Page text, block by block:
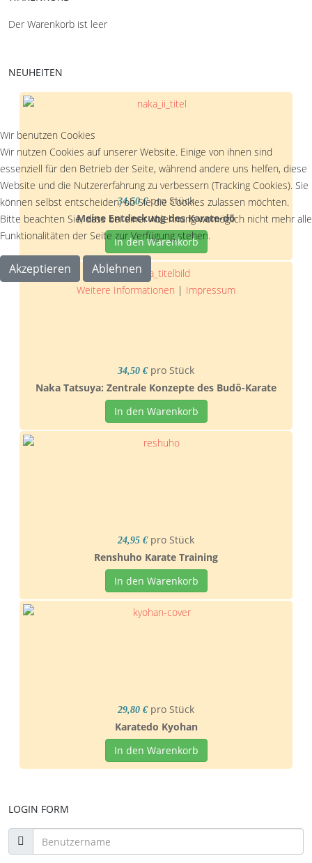
Der Warenkorb ist leer
NEUHEITEN
34,50 € pro Stück
Meine Entdeckung des Karate-dō
In den Warenkorb
34,50 € pro Stück
Naka Tatsuya: Zentrale Konzepte des Budô-Karate
In den Warenkorb
24,95 € pro Stück
Renshuho Karate Training
In den Warenkorb
29,80 € pro Stück
Karatedo Kyohan
In den Warenkorb
LOGIN FORM
Wir benutzen Cookies
Wir nutzen Cookies auf unserer Website. Einige von ihnen sind
essenziell für den Betrieb der Seite, während andere uns helfen, diese
Website und die Nutzererfahrung zu verbessern (Tracking Cookies). Sie
können selbst entscheiden, ob Sie die Cookies zulassen möchten.
Bitte beachten Sie, dass bei einer Ablehnung womöglich nicht mehr alle
Funktionalitäten der Seite zur Verfügung stehen.
Akzeptieren Ablehnen
Weitere Informationen | Impressum